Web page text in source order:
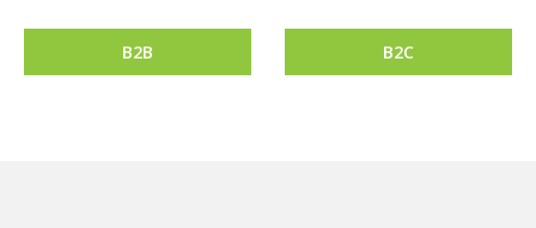
B2B B2C